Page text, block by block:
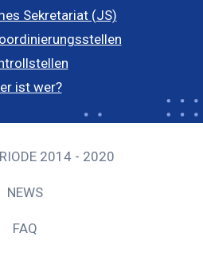
Sekretariat (JS)
ist wer?
2014 - 2020
NEWS
FAQ